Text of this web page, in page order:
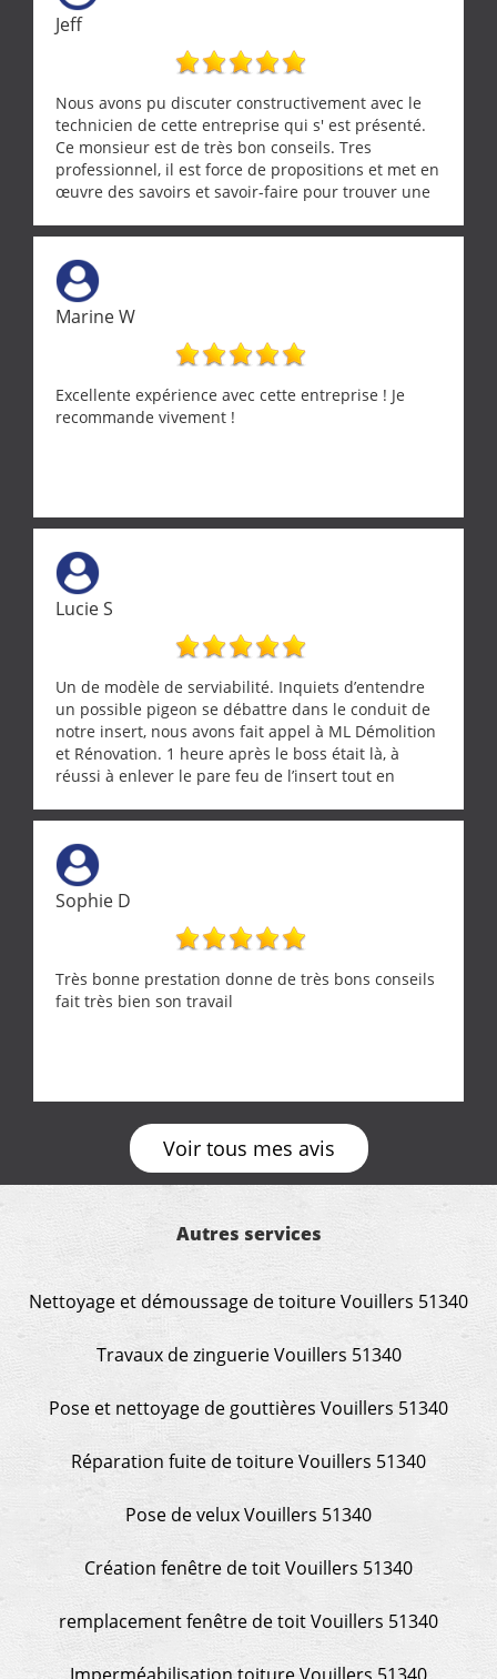
Jeff
Nous avons pu discuter constructivement avec le
technicien de cette entreprise qui s' est présenté.
Ce monsieur est de très bon conseils. Tres
professionnel, il est force de propositions et met en
œuvre des savoirs et savoir-faire pour trouver une
demande de l écoute et de la considération, ce qui
ne se trouve que chez les pationnés de leur métier.
Merci a ce monsieur pour sa disponibilité
Marine W
Excellente expérience avec cette entreprise ! Je
recommande vivement !
Lucie S
Un de modèle de serviabilité. Inquiets d’entendre
un possible pigeon se débattre dans le conduit de
notre insert, nous avons fait appel à ML Démolition
et Rénovation. 1 heure après le boss était là, à
réussi à enlever le pare feu de l’insert tout en
tourterelle et s’est ensuite patiemment occupé de
l’oiseau jusqu’à ce qu’il reprenne ses esprits et
puisse s’envoler. Après quoi il a procédé au
ramonage de notre insert avec dextérité et une
grande propreté, nous gratifiant également de
nombreux conseils concernant d’autres sujets. Un
entrepreneur comme on souhaite en rencontrer.
Encore un grand merci à lui.
Sophie D
Très bonne prestation donne de très bons conseils
fait très bien son travail
Voir tous mes avis
Autres services
Nettoyage et démoussage de toiture Vouillers 51340
Travaux de zinguerie Vouillers 51340
Pose et nettoyage de gouttières Vouillers 51340
Réparation fuite de toiture Vouillers 51340
Pose de velux Vouillers 51340
Création fenêtre de toit Vouillers 51340
remplacement fenêtre de toit Vouillers 51340